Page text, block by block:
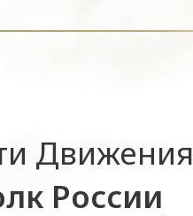
Движения
России